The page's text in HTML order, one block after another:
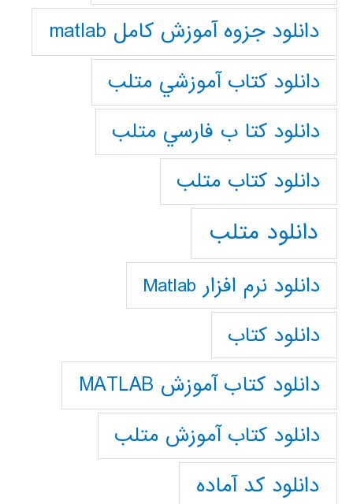
دانلود جزوه آموزش کامل matlab
دانلود كتاب آموزشي متلب
دانلود كتا ب فارسي متلب
دانلود كتاب متلب
دانلود متلب
دانلود نرم افزار Matlab
دانلود کتاب
دانلود کتاب آموزش MATLAB
دانلود کتاب آموزش متلب
دانلود کد آماده